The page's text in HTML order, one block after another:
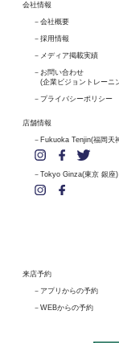
会社情報
会社概要
採用情報
メディア掲載実績
お問い合わせ
(企業ビジョントレーニ
プライバシーポリシー
店舗情報
Fukuoka Tenjin(福岡天
Tokyo Ginza(東京 銀座)
来店予約
アプリからの予約
WEBからの予約